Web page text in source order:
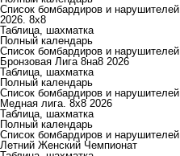
Список бомбардиров и нарушителей
2026. 8х8
Таблица, шахматка
Полный календарь
Список бомбардиров и нарушителей
Бронзовая Лига 8на8 2026
Таблица, шахматка
Полный календарь
Список бомбардиров и нарушителей
Медная лига. 8x8 2026
Таблица, шахматка
Полный календарь
Список бомбардиров и нарушителей
Летний Женский Чемпионат